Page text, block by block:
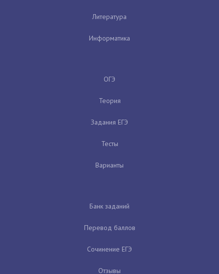
Литература
Информатика
ОГЭ
Теория
Задания ЕГЭ
Тесты
Варианты
Банк заданий
Перевод баллов
Сочинение ЕГЭ
Отзывы